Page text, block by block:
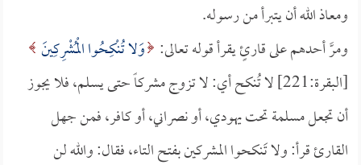
ومعاذ الله أن يتبرأ من رسوله.
ومرَّ أحدهم على قارئٍ يقرأ قوله تعالى: وَلا تُنْكِحُوا الْمُشْرِكِينَ
[البقرة:221] لا تُنكح أي: لا تزوج مشركاً حتى يسلم، فلا يجوز
أن تجعل مسلمة تحت يهودي، أو نصراني، أو كافر، فمن جهل
القارئ قرأ: ولا تَنكحوا المشركين بفتح التاء، فقال: والله لن